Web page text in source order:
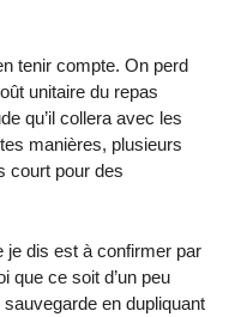
tenir compte. On perd
unitaire du repas
qu’il collera avec les
manières, plusieurs
court pour des
je dis est à confirmer par
que ce soit d’un peu
en dupliquant